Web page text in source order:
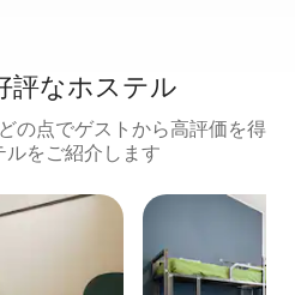
評なホステル
の点でゲストから高評価を得
ルをご紹介します